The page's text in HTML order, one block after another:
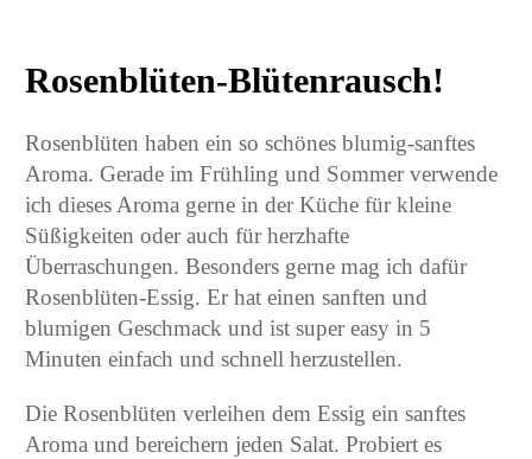
Rosenblüten-Blütenrausch!
Rosenblüten haben ein so schönes blumig-sanftes
Aroma. Gerade im Frühling und Sommer verwende
ich dieses Aroma gerne in der Küche für kleine
Süßigkeiten oder auch für herzhafte
Überraschungen. Besonders gerne mag ich dafür
Rosenblüten-Essig. Er hat einen sanften und
blumigen Geschmack und ist super easy in 5
Minuten einfach und schnell herzustellen.
Die Rosenblüten verleihen dem Essig ein sanftes
Aroma und bereichern jeden Salat. Probiert es